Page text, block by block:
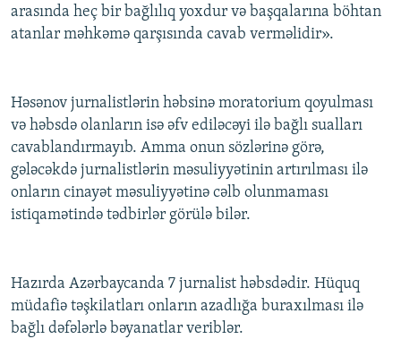
arasında heç bir bağlılıq yoxdur və başqalarına böhtan
atanlar məhkəmə qarşısında cavab verməlidir».
Həsənov jurnalistlərin həbsinə moratorium qoyulması
və həbsdə olanların isə əfv ediləcəyi ilə bağlı sualları
cavablandırmayıb. Amma onun sözlərinə görə,
gələcəkdə jurnalistlərin məsuliyyətinin artırılması ilə
onların cinayət məsuliyyətinə cəlb olunmaması
istiqamətində tədbirlər görülə bilər.
Hazırda Azərbaycanda 7 jurnalist həbsdədir. Hüquq
müdafiə təşkilatları onların azadlığa buraxılması ilə
bağlı dəfələrlə bəyanatlar veriblər.